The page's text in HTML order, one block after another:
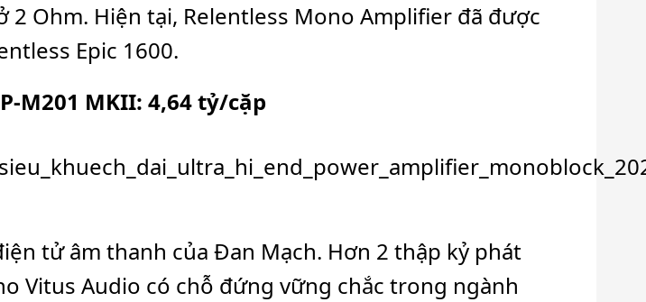
2 Ohm. Hiện tại, Relentless Mono Amplifier đã được
Epic 1600.
M201 MKII: 4,64 tỷ/cặp
tử âm thanh của Đan Mạch. Hơn 2 thập kỷ phát
Vitus Audio có chỗ đứng vững chắc trong ngành